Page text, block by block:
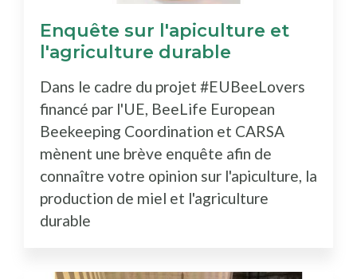
Enquête sur l'apiculture et
l'agriculture durable
Dans le cadre du projet #EUBeeLovers
financé par l'UE, BeeLife European
Beekeeping Coordination et CARSA
mènent une brève enquête afin de
connaître votre opinion sur l'apiculture, la
production de miel et l'agriculture
durable